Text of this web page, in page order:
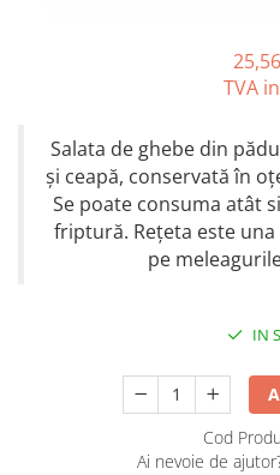
TVA
Salata de ghebe din
și ceapă, conservată în
Se poate consuma atât
friptură. Rețeta este
pe
IN
Cod
Ai nevoie de